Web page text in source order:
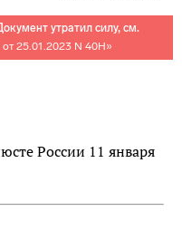
утратил силу, см.
25.01.2023 N 40Н»
России 11 января